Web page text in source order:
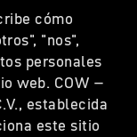
cómo
"nos",
personales
web. COW –
establecida
este sitio